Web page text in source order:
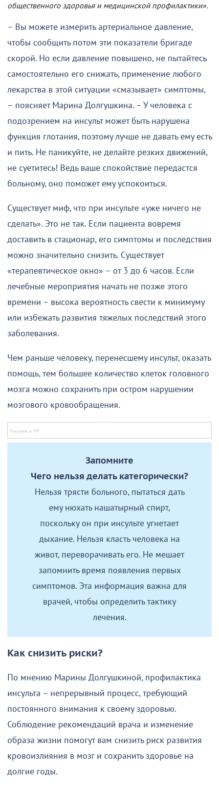
общественного здоровья и медицинской профилактики».
– Вы можете измерить артериальное давление,
чтобы сообщить потом эти показатели бригаде
скорой. Но если давление повышено, не пытайтесь
самостоятельно его снижать, применение любого
лекарства в этой ситуации «смазывает» симптомы,
– поясняет Марина Долгушкина. – У человека с
подозрением на инсульт может быть нарушена
функция глотания, поэтому лучше не давать ему есть
и пить. Не паникуйте, не делайте резких движений,
не суетитесь! Ведь ваше спокойствие передастся
больному, оно поможет ему успокоиться.
Существует миф, что при инсульте «уже ничего не
сделать». Это не так. Если пациента вовремя
доставить в стационар, его симптомы и последствия
можно значительно снизить. Существует
«терапевтическое окно» – от 3 до 6 часов. Если
лечебные мероприятия начать не позже этого
времени – высока вероятность свести к минимуму
или избежать развития тяжелых последствий этого
заболевания.
Чем раньше человеку, перенесшему инсульт, оказать
помощь, тем большее количество клеток головного
мозга можно сохранить при остром нарушении
мозгового кровообращения.
Запомните
Чего нельзя делать категорически?
Нельзя трясти больного, пытаться дать
ему нюхать нашатырный спирт,
поскольку он при инсульте угнетает
дыхание. Нельзя класть человека на
живот, переворачивать его. Не мешает
запомнить время появления первых
симптомов. Эта информация важна для
врачей, чтобы определить тактику
лечения.
Как снизить риски?
По мнению Марины Долгушкиной, профилактика
инсульта – непрерывный процесс, требующий
постоянного внимания к своему здоровью.
Соблюдение рекомендаций врача и изменение
образа жизни помогут вам снизить риск развития
кровоизлияния в мозг и сохранить здоровье на
долгие годы.